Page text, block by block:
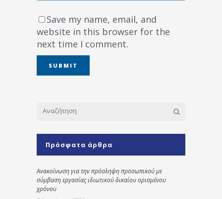
Save my name, email, and
website in this browser for the
next time I comment.
Πρόσφατα άρθρα
Ανακοίνωση για την πρόσληψη προσωπικού με
σύμβαση εργασίας ιδιωτικού δικαίου ορισμένου
χρόνου